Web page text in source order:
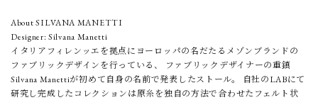
About SILVANA MANETTI
Designer: Silvana Manetti
イタリアフィレンッエを拠点にヨーロッパの名だたるメゾンブランドの
ファブリックデザインを行っている、 ファブリックデザイナーの重鎮
Silvana Manettiが初めて自身の名前で発表したストール。 自社のLABにて
研究し完成したコレクションは原糸を独自の方法で合わせたフェルト状